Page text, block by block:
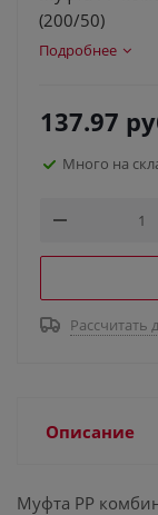
(200/50)
Подробнее
137.97
Много на
Рассчитать
Описание
Муфта PP